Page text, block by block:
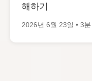
해하기
2026년 6월 23일 • 3분